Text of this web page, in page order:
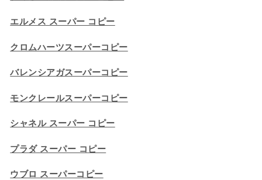
エルメス スーパー コピー
クロムハーツスーパーコピー
バレンシアガスーパーコピー
モンクレールスーパーコピー
シャネル スーパー コピー
プラダ スーパー コピー
ウブロ スーパーコピー